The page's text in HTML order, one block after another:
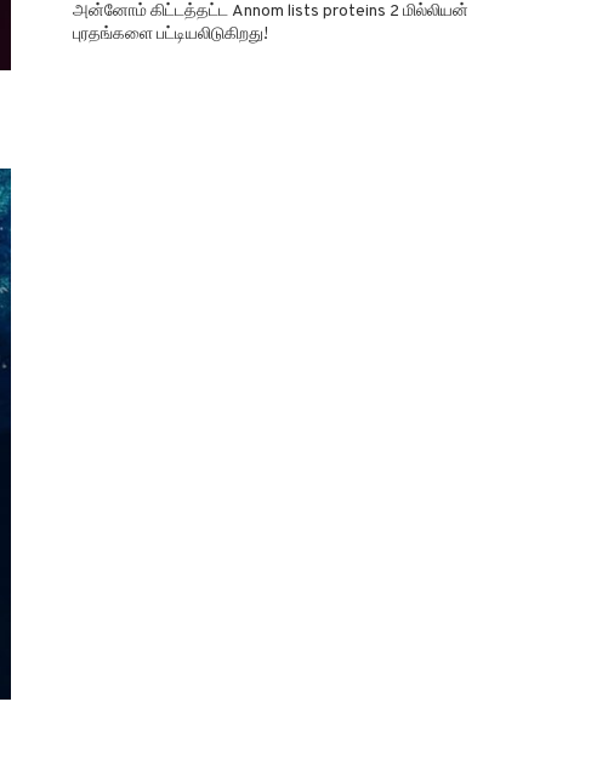
அன்னோம் கிட்டத்தட்ட Annom lists proteins 2 மில்லியன்
புரதங்களை பட்டியலிடுகிறது!